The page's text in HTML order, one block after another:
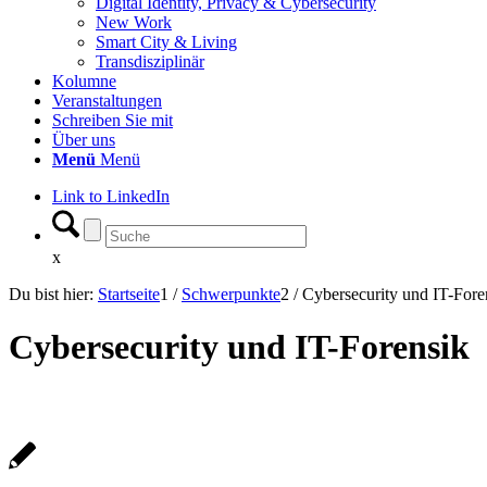
New Work
Smart City & Living
Transdisziplinär
Kolumne
Veranstaltungen
Schreiben Sie mit
Über uns
Menü Menü
Link to LinkedIn
x
Du bist hier: Startseite1 / Schwerpunkte2 / Cybersecurity und IT-
Cybersecurity und IT-Forensik